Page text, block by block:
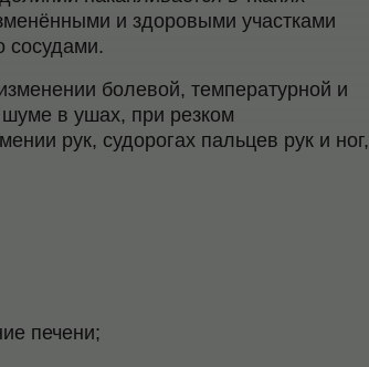
и здоровыми участками
сосудами.
болевой, температурной и
шуме в ушах, при резком
рук, судорогах пальцев рук и ног,
печени;